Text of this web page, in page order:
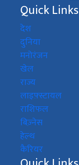
Quick Links
देश
दुनिया
मनोरंजन
खेल
राज्य
लाइफ़्स्टायल
राशिफल
बिज़्नेस
हेल्थ
कैरियर